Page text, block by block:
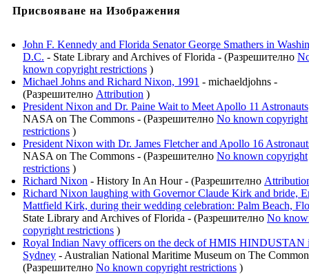
Присвояване на Изображения
John F. Kennedy and Florida Senator George Smathers in
D.C. - State Library and Archives of Florida - (Разрешително
known copyright restrictions )
Michael Johns and Richard Nixon, 1991 - michaeldjohns -
(Разрешително Attribution )
President Nixon and Dr. Paine Wait to Meet Apollo 11 Astronauts
NASA on The Commons - (Разрешително No known copyright
restrictions )
President Nixon with Dr. James Fletcher and Apollo 16
NASA on The Commons - (Разрешително No known copyright
restrictions )
Richard Nixon - History In An Hour - (Разрешително
Richard Nixon laughing with Governor Claude Kirk and bride,
Mattfield Kirk, during their wedding celebration: Palm Beach,
State Library and Archives of Florida - (Разрешително No
copyright restrictions )
Royal Indian Navy officers on the deck of HMIS HINDUSTAN
Sydney - Australian National Maritime Museum on The
(Разрешително No known copyright restrictions )